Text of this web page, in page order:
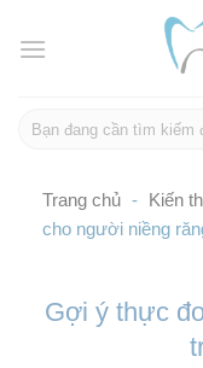
Trang chủ - Kiến
cho người niềng
Gợi ý thực